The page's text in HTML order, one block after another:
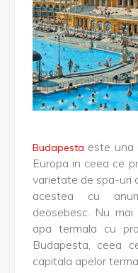
Budapesta este una
Europa in ceea ce
varietate de spa-uri
acestea cu
deosebesc. Nu
apa termala cu
Budapesta, ceea
capitala apelor